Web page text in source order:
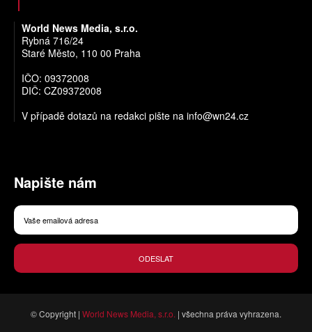
World News Media, s.r.o.
Rybná 716/24
Staré Město, 110 00 Praha
IČO: 09372008
DIČ: CZ09372008
V případě dotazů na redakci pište na info@wn24.cz
Napište nám
ODESLAT
© Copyright | World News Media, s.r.o. | všechna práva vyhrazena.